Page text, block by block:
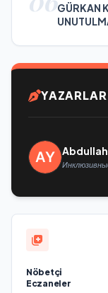
GÜRKAN
YAZARLAR
Nöbetçi
Eczaneler